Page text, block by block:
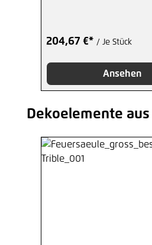
204,67 €* / Je Stück
Ansehen
Produktgalerie überspringen
Dekoelemente aus